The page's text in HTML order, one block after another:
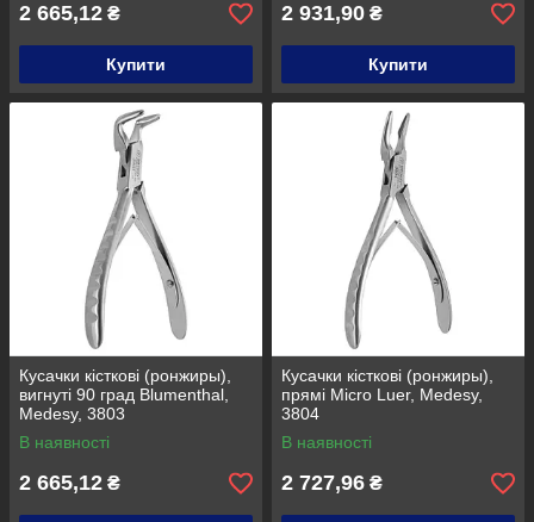
2 665,12 ₴
Купити
2 931,90 ₴
Купити
Кусачки кісткові (ронжиры),
вигнуті 90 град Blumenthal,
Medesy, 3803
В наявності
2 665,12 ₴
Кусачки кісткові (ронжиры),
прямі Micro Luer, Medesy,
3804
В наявності
2 727,96 ₴